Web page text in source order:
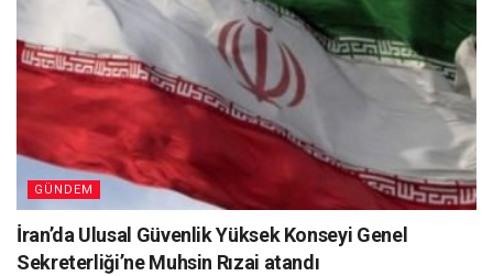
GÜNDEM
İran’da Ulusal Güvenlik Yüksek Konseyi Genel
Sekreterliği’ne Muhsin Rızai atandı